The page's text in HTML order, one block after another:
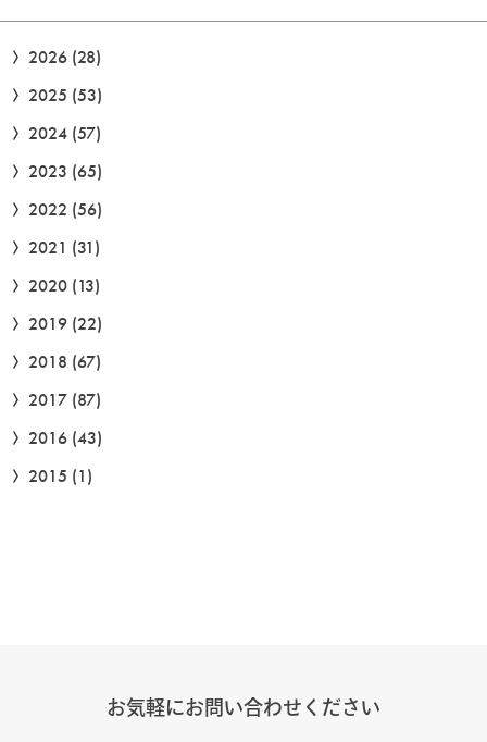
2026 (28)
2025 (53)
2024 (57)
2023 (65)
2022 (56)
2021 (31)
2020 (13)
2019 (22)
2018 (67)
2017 (87)
2016 (43)
2015 (1)
お気軽にお問い合わせください